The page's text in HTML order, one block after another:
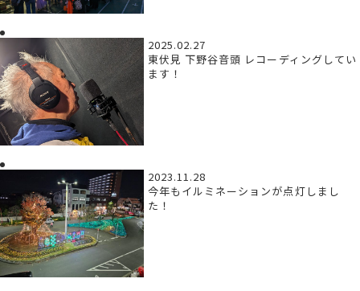
2025.02.27
東伏見 下野谷音頭 レコーディングしてい
ます！
2023.11.28
今年もイルミネーションが点灯しまし
た！